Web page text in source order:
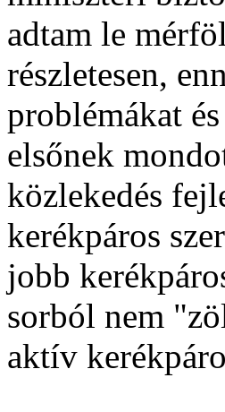
adtam le
részletesen,
problémákat
elsőnek
közlekedés
kerékpáros
jobb
sorból nem
aktív